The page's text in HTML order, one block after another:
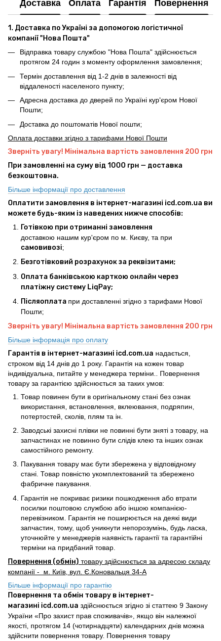
Доставка Оплата Гарантія Повернення
1. Доставка по Україні за допомогою логістичної
компанії "Нова Пошта"
Відправка товару службою "Нова Пошта" здійснюється
протягом 24 годин з моменту оформлення замовлення;
Термін доставлення від 1-2 днів в залежності від
віддаленості населеного пункту;
Адресна доставка до дверей по Україні кур'єром Нової
Пошти;
Доставка до поштоматів Нової пошти;
Оплата доставки згідно з тарифами Нової Пошти
Зверніть увагу! Мінімальна вартість замовлення 200 грн
При замовленні на суму від 1000 грн — доставка
безкоштовна.
Більше інформації про доставлення
Оплатити замовлення в інтернет-магазині icd.com.ua ви
можете будь-яким із наведених нижче способів:
Готівкою при отриманні замовлення
доставкою нашим кур'єром по м. Києву, та при
самовивозі;
Безготівковий розрахунок за реквізитами;
Оплата банківською карткою онлайн через
платіжну систему LiqPay;
Післяоплата при доставленні згідно з тарифами Нової
Пошти;
Зверніть увагу! Мінімальна вартість замовлення 200 грн
Більше інформація про оплату
Гарантія в інтернет-магазині icd.com.ua надається,
строком від 14 днів до 1 року. Гарантія на кожен товар
індивідуальна, питайте у менеджера терміни.. Повернення
товару за гарантією здійснюється за таких умов:
Товар повинен бути в оригінальному стані без ознак
використання, встановлення, вклеювання, подряпин,
потертостей, сколів, плям та ін.
Заводські захисні плівки не повинні бути зняті з товару, на
запчастинах не повинно бути слідів клею та інших ознак
самостійного ремонту.
Пакування товару має бути збережена у відповідному
стані. Товар повністю укомплектований та збережено
фабричне пакування.
Гарантія не покриває ризики пошкодження або втрати
посилки поштовою службою або іншою компанією-
перевізником. Гарантія не поширюється на деякі види
запчастин, тому, щоб уникнути непорозумінь, будь ласка,
уточнюйте у менеджерів наявність гарантії та гарантійні
терміни на придбаний товар.
Повернення (обмін) товару здійснюється за адресою складу
компанії - м. Київ, вул. Є.Коновальця 34-А
Більше інформації про гарантію
Повернення та обмін товару в інтернет-
магазині icd.com.ua здійснюється згідно зі статтею 9 Закону
України «Про захист прав споживачів», якщо він належної
якості, протягом 14 (чотирнадцяти) календарних днів можна
здійснити повернення товару. Повернення товару